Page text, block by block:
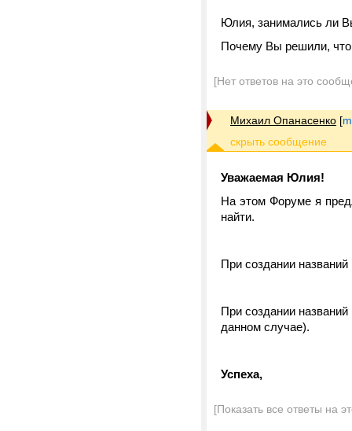
Юлия, занимались ли
Почему Вы решили,
[Нет ответов на это
Михаил Опанасенко [
Уважаемая Юлия!
На этом Форуме я
найти.
При создании
При создании
данном случае).
Успеха,
[Показать все ответы на